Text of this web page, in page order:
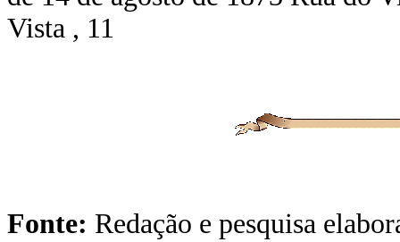
Vista , 11
Fonte: Redação e pesquisa